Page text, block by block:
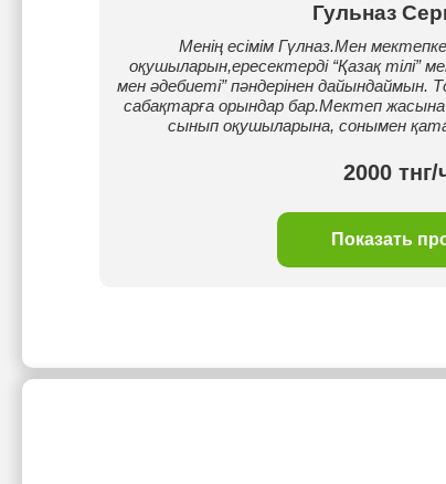
Гульназ
Менің есімім Гүлназ.Мен
оқушыларын,ересектерді “Қазақ тілі”
мен әдебиеті” пәндерінен дайындаймын.
сабақтарға орындар бар.Мектеп
сынып оқушыларына, сонымен
2000 тнг/
Показать